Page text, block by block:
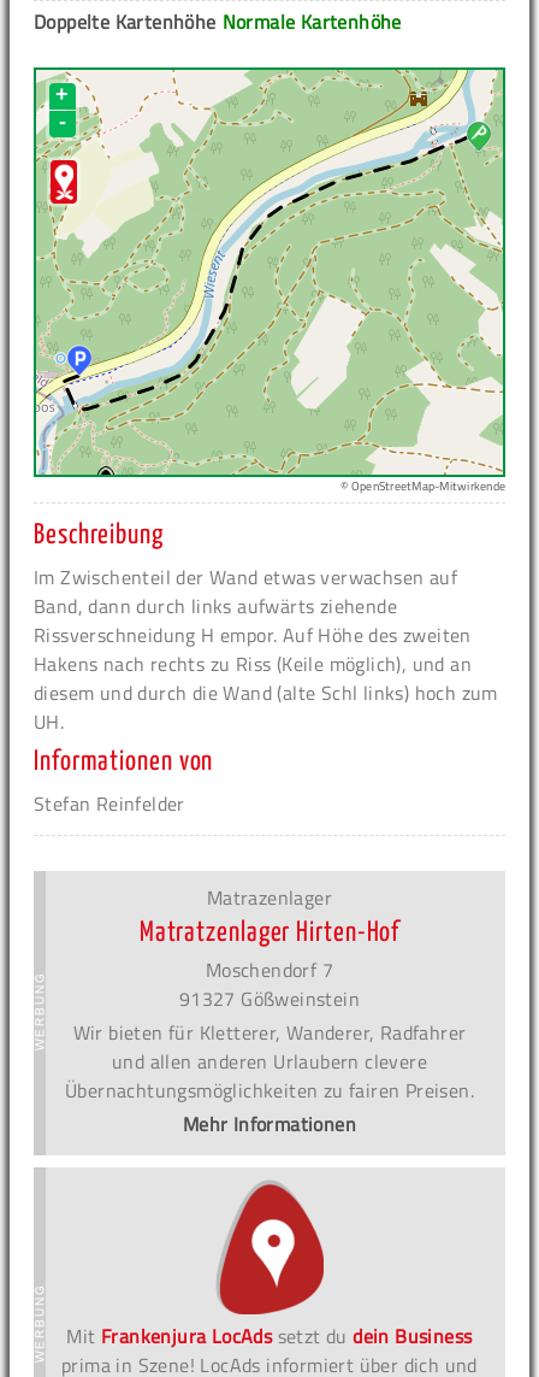
Normale Kartenhöhe
Doppelte Kartenhöhe
+
-
© OpenStreetMap-Mitwirkende
Beschreibung
Im Zwischenteil der Wand etwas verwachsen auf
Band, dann durch links aufwärts ziehende
Rissverschneidung H empor. Auf Höhe des zweiten
Hakens nach rechts zu Riss (Keile möglich), und an
diesem und durch die Wand (alte Schl links) hoch zum
UH.
Informationen von
Stefan Reinfelder
Matrazenlager
Matratzenlager Hirten-Hof
Moschendorf 7
91327 Gößweinstein
Wir bieten für Kletterer, Wanderer, Radfahrer
und allen anderen Urlaubern clevere
Übernachtungsmöglichkeiten zu fairen Preisen.
Mehr Informationen
Mit Frankenjura LocAdssetzt dudein Business
prima in Szene! LocAds informiert über dich und